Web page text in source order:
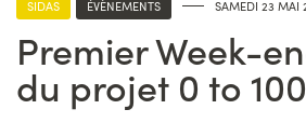
SIDAS ÉVÈNEMENTS SAMEDI 23 MAI
Premier Week-
du projet 0 to 100